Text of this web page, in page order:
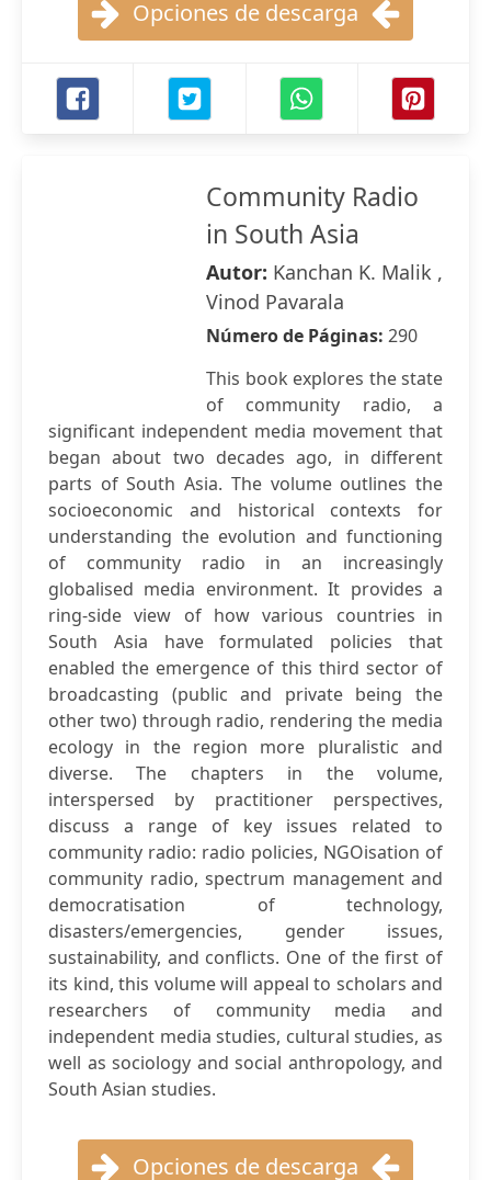
Opciones de descarga
Community Radio
in South Asia
Autor: Kanchan K. Malik ,
Vinod Pavarala
Número de Páginas: 290
This book explores the state
of community radio, a
significant independent media movement that
began about two decades ago, in different
parts of South Asia. The volume outlines the
socioeconomic and historical contexts for
understanding the evolution and functioning
of community radio in an increasingly
globalised media environment. It provides a
ring-side view of how various countries in
South Asia have formulated policies that
enabled the emergence of this third sector of
broadcasting (public and private being the
other two) through radio, rendering the media
ecology in the region more pluralistic and
diverse. The chapters in the volume,
interspersed by practitioner perspectives,
discuss a range of key issues related to
community radio: radio policies, NGOisation of
community radio, spectrum management and
democratisation of technology,
disasters/emergencies, gender issues,
sustainability, and conflicts. One of the first of
its kind, this volume will appeal to scholars and
researchers of community media and
independent media studies, cultural studies, as
well as sociology and social anthropology, and
South Asian studies.
Opciones de descarga